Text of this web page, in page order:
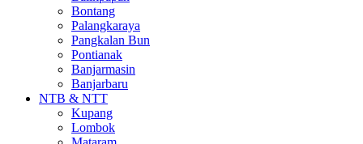
Bontang
Palangkaraya
Pangkalan Bun
Pontianak
Banjarmasin
Banjarbaru
NTB & NTT
Kupang
Lombok